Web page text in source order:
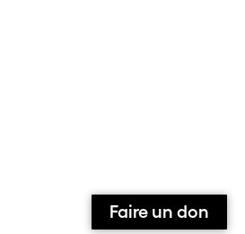
Faire un don